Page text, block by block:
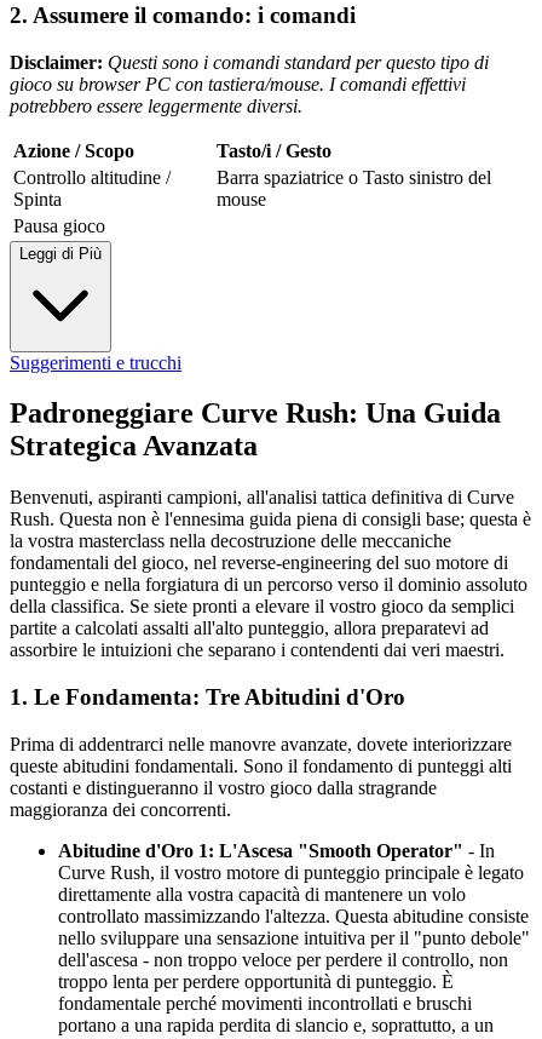
2. Assumere il comando: i comandi
Disclaimer: Questi sono i comandi standard per questo tipo di
gioco su browser PC con tastiera/mouse. I comandi effettivi
potrebbero essere leggermente diversi.
Azione / Scopo
Tasto/i / Gesto
Controllo altitudine /
Spinta
Barra spaziatrice o Tasto sinistro del
mouse
Pausa gioco
Leggi di Più
Suggerimenti e trucchi
Padroneggiare Curve Rush: Una Guida
Strategica Avanzata
Benvenuti, aspiranti campioni, all'analisi tattica definitiva di Curve
Rush. Questa non è l'ennesima guida piena di consigli base; questa è
la vostra masterclass nella decostruzione delle meccaniche
fondamentali del gioco, nel reverse-engineering del suo motore di
punteggio e nella forgiatura di un percorso verso il dominio assoluto
della classifica. Se siete pronti a elevare il vostro gioco da semplici
partite a calcolati assalti all'alto punteggio, allora preparatevi ad
assorbire le intuizioni che separano i contendenti dai veri maestri.
1. Le Fondamenta: Tre Abitudini d'Oro
Prima di addentrarci nelle manovre avanzate, dovete interiorizzare
queste abitudini fondamentali. Sono il fondamento di punteggi alti
costanti e distingueranno il vostro gioco dalla stragrande
maggioranza dei concorrenti.
Abitudine d'Oro 1: L'Ascesa "Smooth Operator" - In
Curve Rush, il vostro motore di punteggio principale è legato
direttamente alla vostra capacità di mantenere un volo
controllato massimizzando l'altezza. Questa abitudine consiste
nello sviluppare una sensazione intuitiva per il "punto debole"
dell'ascesa - non troppo veloce per perdere il controllo, non
troppo lenta per perdere opportunità di punteggio. È
fondamentale perché movimenti incontrollati e bruschi
portano a una rapida perdita di slancio e, soprattutto, a un